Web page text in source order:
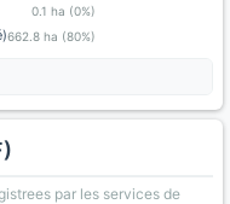
0.1 ha (0%)
662.8 ha (80%)
par les services de